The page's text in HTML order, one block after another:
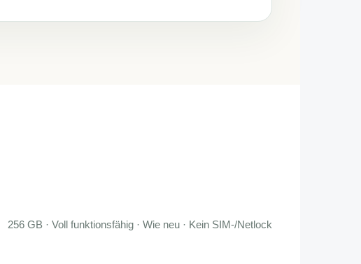
256 GB · Voll funktionsfähig · Wie neu · Kein SIM-/Netlock